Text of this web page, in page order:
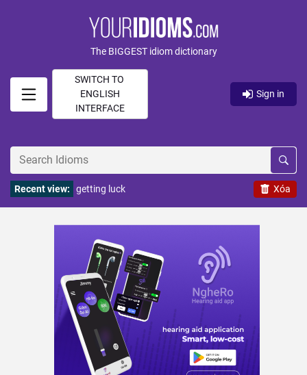
The BIGGEST idiom dictionary
SWITCH TO
ENGLISH
INTERFACE
Sign in
Xóa
Recent view: getting luck